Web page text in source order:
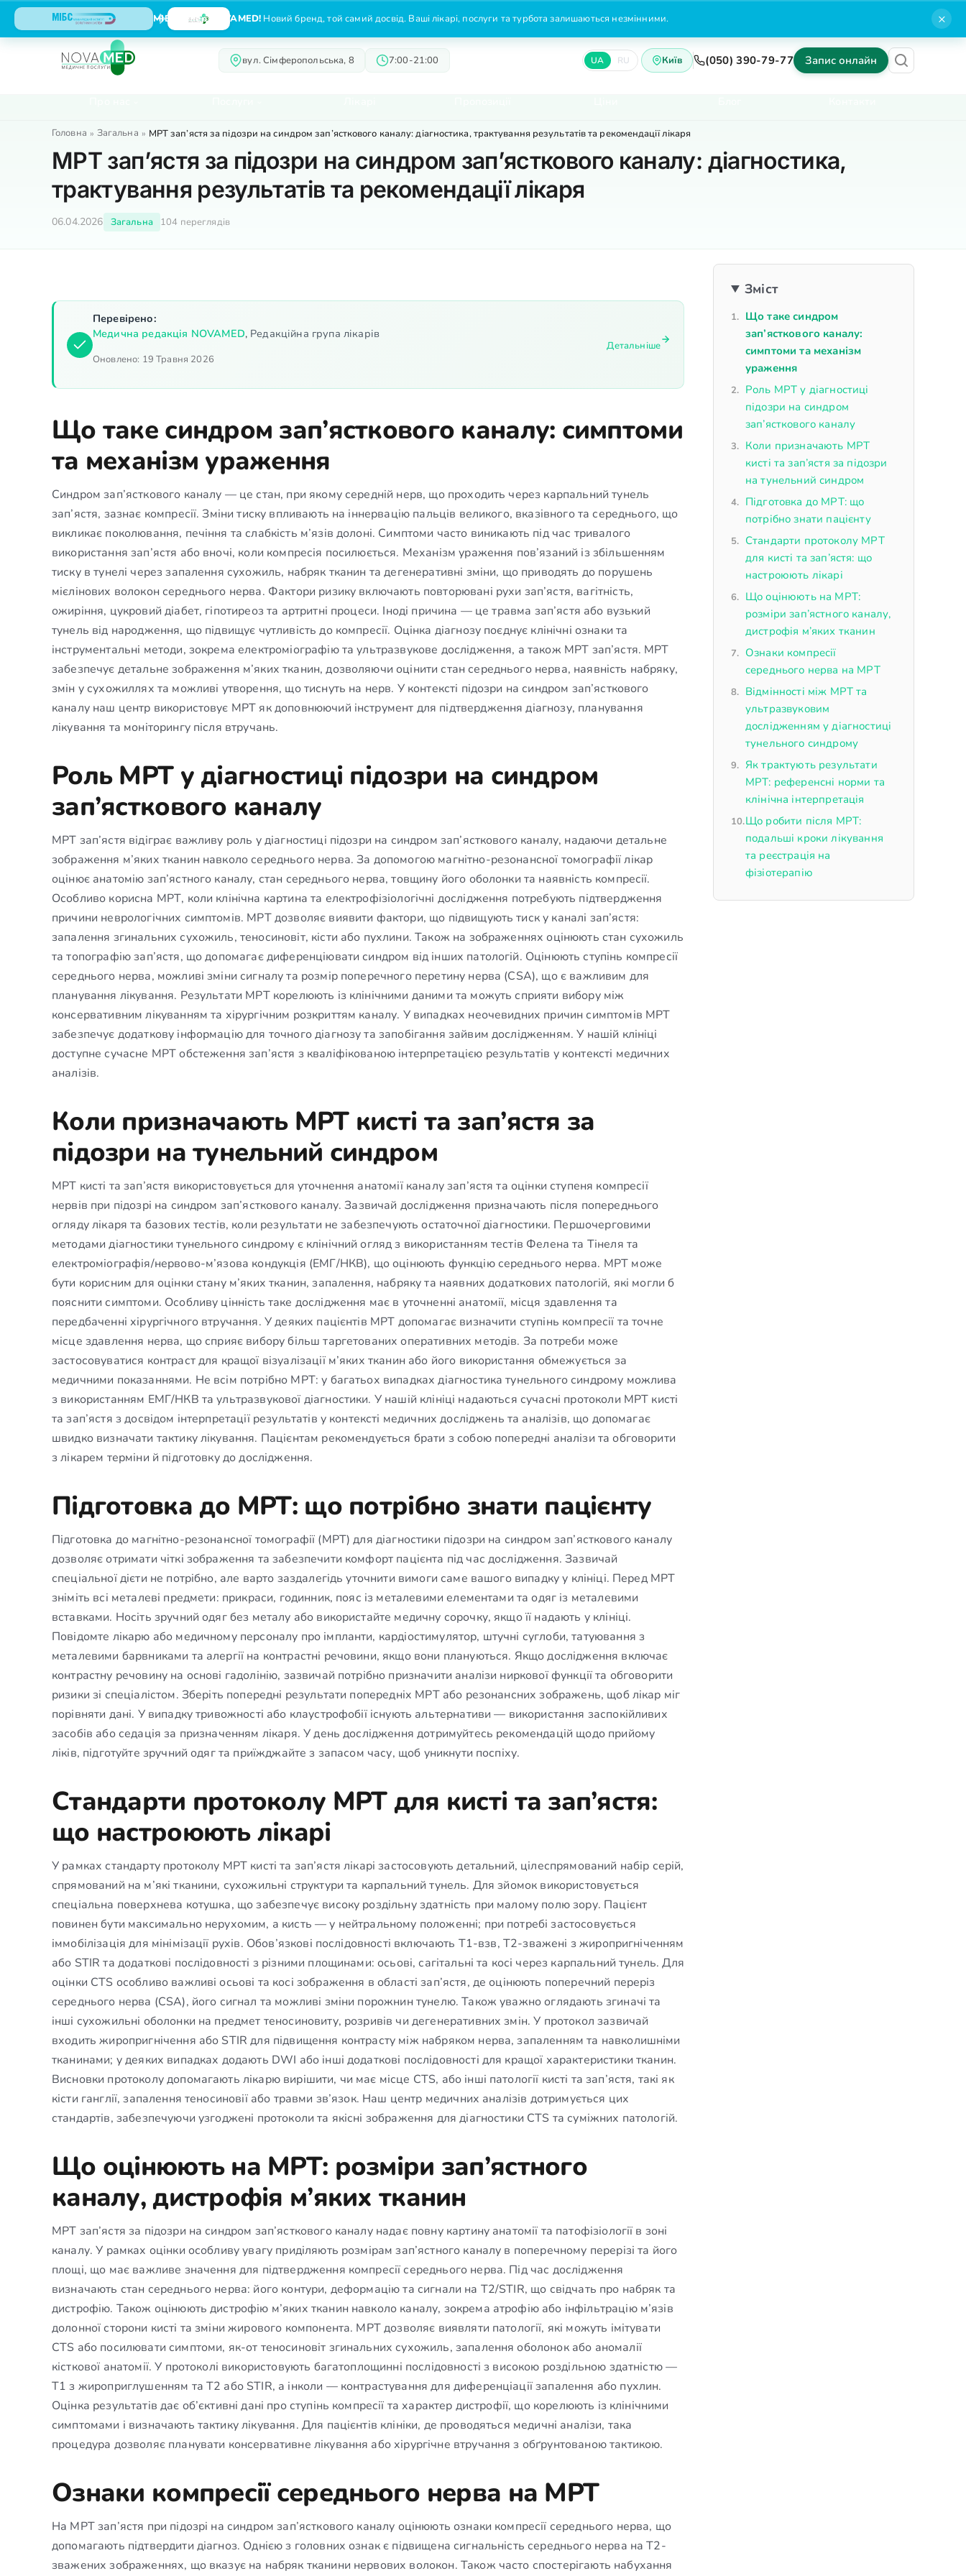
МІБС тепер NOVAMED! Новий бренд, той самий досвід. Ваші лікарі, послуги та турбота залишаються незмінними. ×
вул. Сімферопольська, 8 7:00-21:00 UA RU Київ (050) 390-79-77 Запис онлайн
Головна » Загальна » МРТ зап’ястя за підозри на синдром зап’ясткового каналу: діагностика, трактування результатів та рекомендації лікаря
МРТ зап’ястя за підозри на синдром зап’ясткового каналу: діагностика,
трактування результатів та рекомендації лікаря
06.04.2026 Загальна 104 переглядів
Перевірено:
Медична редакція NOVAMED, Редакційна група лікарів
Оновлено: 19 Травня 2026
Детальніше
Що таке синдром зап’ясткового каналу: симптоми
та механізм ураження
Синдром зап’ясткового каналу — це стан, при якому середній нерв, що проходить через карпальний тунель
зап’ястя, зазнає компресії. Зміни тиску впливають на іннервацію пальців великого, вказівного та середнього, що
викликає поколювання, печіння та слабкість м’язів долоні. Симптоми часто виникають під час тривалого
використання зап’ястя або вночі, коли компресія посилюється. Механізм ураження пов’язаний із збільшенням
тиску в тунелі через запалення сухожиль, набряк тканин та дегенеративні зміни, що приводять до порушень
мієлінових волокон середнього нерва. Фактори ризику включають повторювані рухи зап’ястя, вагітність,
ожиріння, цукровий діабет, гіпотиреоз та артритні процеси. Іноді причина — це травма зап’ястя або вузький
тунель від народження, що підвищує чутливість до компресії. Оцінка діагнозу поєднує клінічні ознаки та
інструментальні методи, зокрема електроміографію та ультразвукове дослідження, а також МРТ зап’ястя. МРТ
забезпечує детальне зображення м’яких тканин, дозволяючи оцінити стан середнього нерва, наявність набряку,
змін у сухожиллях та можливі утворення, що тиснуть на нерв. У контексті підозри на синдром зап’ясткового
каналу наш центр використовує МРТ як доповнюючий інструмент для підтвердження діагнозу, планування
лікування та моніторингу після втручань.
Роль МРТ у діагностиці підозри на синдром
зап’ясткового каналу
МРТ зап’ястя відіграє важливу роль у діагностиці підозри на синдром зап’ясткового каналу, надаючи детальне
зображення м’яких тканин навколо середнього нерва. За допомогою магнітно-резонансної томографії лікар
оцінює анатомію зап’ястного каналу, стан середнього нерва, товщину його оболонки та наявність компресії.
Особливо корисна МРТ, коли клінічна картина та електрофізіологічні дослідження потребують підтвердження
причини неврологічних симптомів. МРТ дозволяє виявити фактори, що підвищують тиск у каналі зап’ястя:
запалення згинальних сухожиль, теносиновіт, кісти або пухлини. Також на зображеннях оцінюють стан сухожиль
та топографію зап’ястя, що допомагає диференціювати синдром від інших патологій. Оцінюють ступінь компресії
середнього нерва, можливі зміни сигналу та розмір поперечного перетину нерва (CSA), що є важливим для
планування лікування. Результати МРТ корелюють із клінічними даними та можуть сприяти вибору між
консервативним лікуванням та хірургічним розкриттям каналу. У випадках неочевидних причин симптомів МРТ
забезпечує додаткову інформацію для точного діагнозу та запобігання зайвим дослідженням. У нашій клініці
доступне сучасне МРТ обстеження зап’ястя з кваліфікованою інтерпретацією результатів у контексті медичних
аналізів.
Коли призначають МРТ кисті та зап’ястя за
підозри на тунельний синдром
МРТ кисті та зап’ястя використовується для уточнення анатомії каналу зап’ястя та оцінки ступеня компресії
нервів при підозрі на синдром зап’ясткового каналу. Зазвичай дослідження призначають після попереднього
огляду лікаря та базових тестів, коли результати не забезпечують остаточної діагностики. Першочерговими
методами діагностики тунельного синдрому є клінічний огляд з використанням тестів Фелена та Тінеля та
електроміографія/нервово-м’язова кондукція (ЕМГ/НКВ), що оцінюють функцію середнього нерва. МРТ може
бути корисним для оцінки стану м’яких тканин, запалення, набряку та наявних додаткових патологій, які могли б
пояснити симптоми. Особливу цінність таке дослідження має в уточненні анатомії, місця здавлення та
передбаченні хірургічного втручання. У деяких пацієнтів МРТ допомагає визначити ступінь компресії та точне
місце здавлення нерва, що сприяє вибору більш таргетованих оперативних методів. За потреби може
застосовуватися контраст для кращої візуалізації м’яких тканин або його використання обмежується за
медичними показаннями. Не всім потрібно МРТ: у багатьох випадках діагностика тунельного синдрому можлива
з використанням ЕМГ/НКВ та ультразвукової діагностики. У нашій клініці надаються сучасні протоколи МРТ кисті
та зап’ястя з досвідом інтерпретації результатів у контексті медичних досліджень та аналізів, що допомагає
швидко визначати тактику лікування. Пацієнтам рекомендується брати з собою попередні аналізи та обговорити
з лікарем терміни й підготовку до дослідження.
Підготовка до МРТ: що потрібно знати пацієнту
Підготовка до магнітно-резонансної томографії (МРТ) для діагностики підозри на синдром зап’ясткового каналу
дозволяє отримати чіткі зображення та забезпечити комфорт пацієнта під час дослідження. Зазвичай
спеціальної дієти не потрібно, але варто заздалегідь уточнити вимоги саме вашого випадку у клініці. Перед МРТ
зніміть всі металеві предмети: прикраси, годинник, пояс із металевими елементами та одяг із металевими
вставками. Носіть зручний одяг без металу або використайте медичну сорочку, якщо її надають у клініці.
Повідомте лікарю або медичному персоналу про імпланти, кардіостимулятор, штучні суглоби, татуювання з
металевими барвниками та алергії на контрастні речовини, якщо вони плануються. Якщо дослідження включає
контрастну речовину на основі гадолінію, зазвичай потрібно призначити аналізи ниркової функції та обговорити
ризики зі спеціалістом. Зберіть попередні результати попередніх МРТ або резонансних зображень, щоб лікар міг
порівняти дані. У випадку тривожності або клаустрофобії існують альтернативи — використання заспокійливих
засобів або седація за призначенням лікаря. У день дослідження дотримуйтесь рекомендацій щодо прийому
ліків, підготуйте зручний одяг та приїжджайте з запасом часу, щоб уникнути поспіху.
Стандарти протоколу МРТ для кисті та зап’ястя:
що настроюють лікарі
У рамках стандарту протоколу МРТ кисті та зап’ястя лікарі застосовують детальний, цілеспрямований набір серій,
спрямований на м’які тканини, сухожильні структури та карпальний тунель. Для зйомок використовується
спеціальна поверхнева котушка, що забезпечує високу роздільну здатність при малому полю зору. Пацієнт
повинен бути максимально нерухомим, а кисть — у нейтральному положенні; при потребі застосовується
іммобілізація для мінімізації рухів. Обов’язкові послідовності включають Т1-взв, Т2-зважені з жиропригніченням
або STIR та додаткові послідовності з різними площинами: осьові, сагітальні та косі через карпальний тунель. Для
оцінки CTS особливо важливі осьові та косі зображення в області зап’ястя, де оцінюють поперечний переріз
середнього нерва (CSA), його сигнал та можливі зміни порожнин тунелю. Також уважно оглядають згиначі та
інші сухожильні оболонки на предмет теносиновиту, розривів чи дегенеративних змін. У протокол зазвичай
входить жиропригнічення або STIR для підвищення контрасту між набряком нерва, запаленням та навколишніми
тканинами; у деяких випадках додають DWI або інші додаткові послідовності для кращої характеристики тканин.
Висновки протоколу допомагають лікарю вирішити, чи має місце CTS, або інші патології кисті та зап’ястя, такі як
кісти ганглії, запалення теносиновії або травми зв’язок. Наш центр медичних аналізів дотримується цих
стандартів, забезпечуючи узгоджені протоколи та якісні зображення для діагностики CTS та суміжних патологій.
Що оцінюють на МРТ: розміри зап’ястного
каналу, дистрофія м’яких тканин
МРТ зап’ястя за підозри на синдром зап’ясткового каналу надає повну картину анатомії та патофізіології в зоні
каналу. У рамках оцінки особливу увагу приділяють розмірам зап’ястного каналу в поперечному перерізі та його
площі, що має важливе значення для підтвердження компресії середнього нерва. Під час дослідження
визначають стан середнього нерва: його контури, деформацію та сигнали на Т2/STIR, що свідчать про набряк та
дистрофію. Також оцінюють дистрофію м’яких тканин навколо каналу, зокрема атрофію або інфільтрацію м’язів
долонної сторони кисті та зміни жирового компонента. МРТ дозволяє виявляти патології, які можуть імітувати
CTS або посилювати симптоми, як-от теносиновіт згинальних сухожиль, запалення оболонок або аномалії
кісткової анатомії. У протоколі використовують багатоплощинні послідовності з високою роздільною здатністю —
Т1 з жироприглушенням та Т2 або STIR, а інколи — контрастування для диференціації запалення або пухлин.
Оцінка результатів дає об’єктивні дані про ступінь компресії та характер дистрофії, що корелюють із клінічними
симптомами і визначають тактику лікування. Для пацієнтів клініки, де проводяться медичні аналізи, така
процедура дозволяє планувати консервативне лікування або хірургічне втручання з обґрунтованою тактикою.
Ознаки компресії середнього нерва на МРТ
На МРТ зап’ястя при підозрі на синдром зап’ясткового каналу оцінюють ознаки компресії середнього нерва, що
допомагають підтвердити діагноз. Однією з головних ознак є підвищена сигнальність середнього нерва на Т2-
зважених зображеннях, що вказує на набряк тканини нервових волокон. Також часто спостерігають набухання
Зміст
Що таке синдром
зап’ясткового каналу:
симптоми та механізм
ураження
Роль МРТ у діагностиці
підозри на синдром
зап’ясткового каналу
Коли призначають МРТ
кисті та зап’ястя за підозри
на тунельний синдром
Підготовка до МРТ: що
потрібно знати пацієнту
Стандарти протоколу МРТ
для кисті та зап’ястя: що
настроюють лікарі
Що оцінюють на МРТ:
розміри зап’ястного каналу,
дистрофія м’яких тканин
Ознаки компресії
середнього нерва на МРТ
Відмінності між МРТ та
ультразвуковим
дослідженням у діагностиці
тунельного синдрому
Як трактують результати
МРТ: референсні норми та
клінічна інтерпретація
Що робити після МРТ:
подальші кроки лікування
та реєстрація на
фізіотерапію